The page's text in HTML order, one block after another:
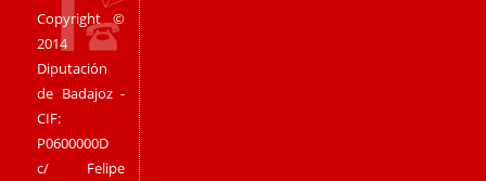
Copyright ©
2014
Diputación
de Badajoz -
CIF:
P0600000D
c/ Felipe